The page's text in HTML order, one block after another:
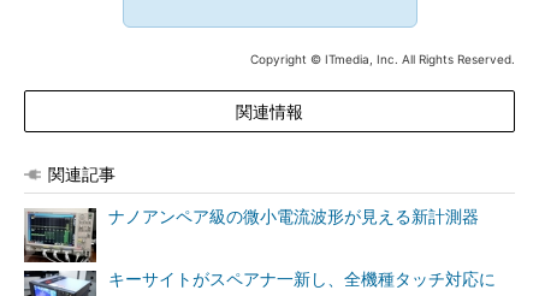
Copyright © ITmedia, Inc. All Rights Reserved.
関連情報
関連記事
ナノアンペア級の微小電流波形が見える新計測器
キーサイトがスペアナ一新し、全機種タッチ対応に